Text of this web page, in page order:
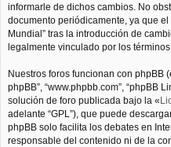
informarle de dichos cambios. No
documento periódicamente, ya que
Mundial” tras la introducción de
legalmente vinculado por los
Nuestros foros funcionan con phpBB
phpBB”, “www.phpbb.com”, “phpBB
solución de foro publicada bajo la «
adelante “GPL”), que puede
phpBB solo facilita los debates en
responsable del contenido ni de la